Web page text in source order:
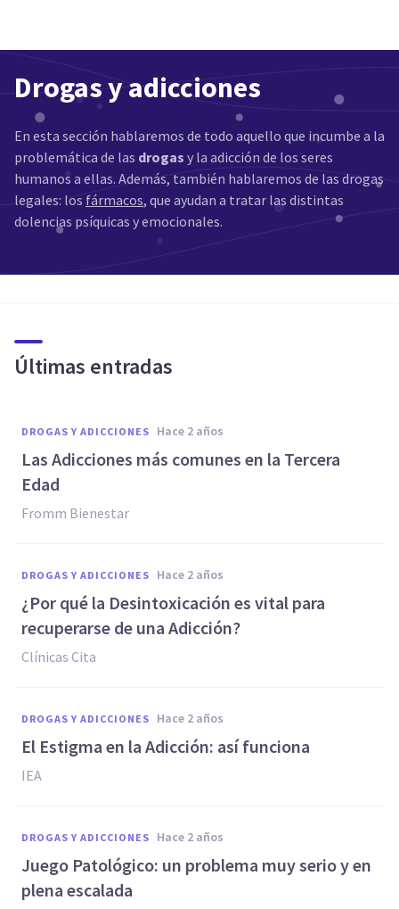
Drogas y adicciones
En esta sección hablaremos de todo aquello que incumbe a la
problemática de las drogas y la adicción de los seres
humanos a ellas. Además, también hablaremos de las drogas
legales: los fármacos, que ayudan a tratar las distintas
dolencias psíquicas y emocionales.
Últimas entradas
DROGAS Y ADICCIONES hace 2 años
Las Adicciones más comunes en la Tercera
Edad
Fromm Bienestar
DROGAS Y ADICCIONES hace 2 años
¿Por qué la Desintoxicación es vital para
recuperarse de una Adicción?
Clínicas Cita
DROGAS Y ADICCIONES hace 2 años
El Estigma en la Adicción: así funciona
IEA
DROGAS Y ADICCIONES hace 2 años
Juego Patológico: un problema muy serio y en
plena escalada